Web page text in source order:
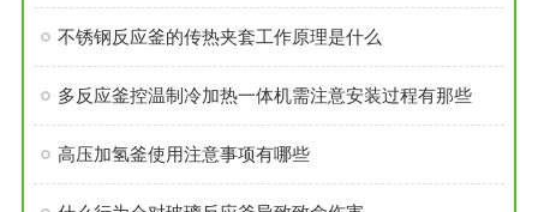
不锈钢反应釜的传热夹套工作原理是什么
多反应釜控温制冷加热一体机需注意安装过程有那些
高压加氢釜使用注意事项有哪些